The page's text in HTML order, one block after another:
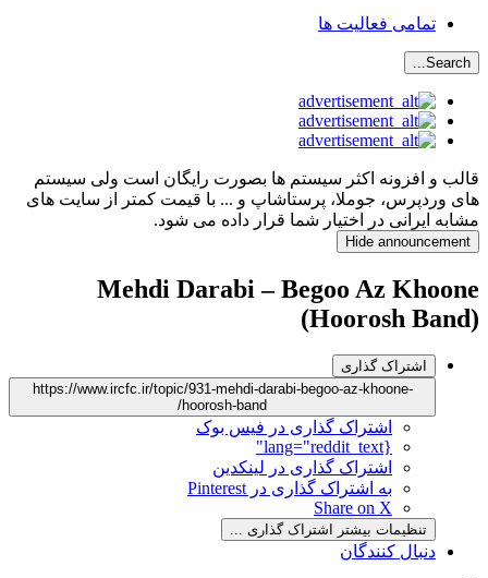
تمامی فعالیت ها
Search...
قالب و افزونه اکثر سیستم ها بصورت رایگان است ولی سیستم
های وردپرس، جوملا، پرستاشاپ و ... با قیمت کمتر از سایت های
مشابه ایرانی در اختیار شما قرار داده می شود.
Hide announcement
Mehdi Darabi – Begoo Az Khoone
(Hoorosh Band)
اشتراک گذاری
https://www.ircfc.ir/topic/931-mehdi-darabi-begoo-az-khoone-
hoorosh-band/
اشتراک گذاری در فیس بوک
{lang="reddit_text"
اشتراک گذاری در لینکدین
به اشتراک گذاری در Pinterest
Share on X
تنظیمات بیشتر اشتراک گذاری ...
دنبال کنندگان